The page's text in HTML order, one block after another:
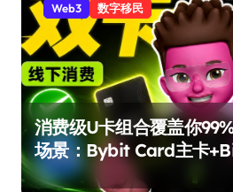
Web3 数字移民
消费级U卡组合覆盖你
场景：Bybit Card主卡
备用卡完整攻略